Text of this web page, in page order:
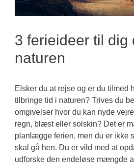
3 ferieideer til dig
naturen
Elsker du at rejse og er du tilmed
tilbringe tid i naturen? Trives du
omgivelser hvor du kan nyde
regn, blæst eller solskin? Det er
planlægge ferien, men du er ikke
skal gå hen. Du er vild med at
udforske den endeløse mængde